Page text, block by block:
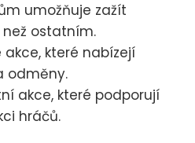
umožňuje zažít
ostatním.
které nabízejí
odměny.
akce, které podporují
hráčů.